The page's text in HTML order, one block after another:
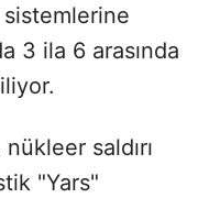
3 ila 6 arasında
saldırı
"Yars"